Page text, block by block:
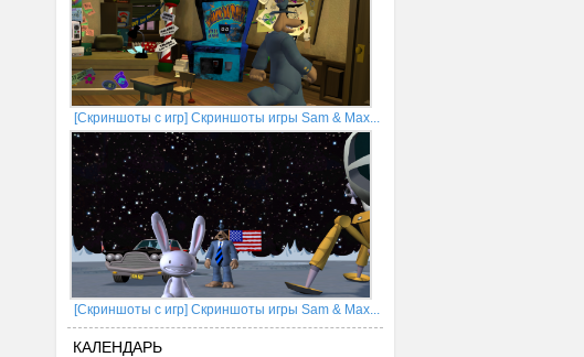
[Скриншоты с игр] Скриншоты игры Sam & Max...
[Скриншоты с игр] Скриншоты игры Sam & Max...
КАЛЕНДАРЬ